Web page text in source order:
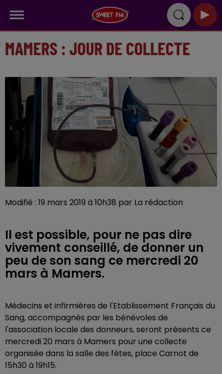
MAMERS : JOUR DE COLLECTE
Modifié : 19 mars 2019 à 10h38 par La rédaction
Il est possible, pour ne pas dire
vivement conseillé, de donner un
peu de son sang ce mercredi 20
mars à Mamers.
Médecins et infirmières de l'Etablissement Français du
Sang, accompagnés par les bénévoles de
l'association locale des donneurs, seront présents ce
mercredi 20 mars à Mamers pour une collecte
organisée dans la salle des fêtes, place Carnot de
15h30 à 19h15.